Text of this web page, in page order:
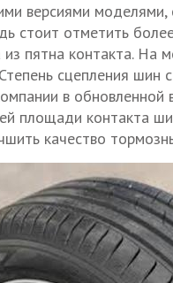
версиями моделями,
стоит отметить
из пятна контакта. На
сцепления
в обновленной
площади контакта
качество